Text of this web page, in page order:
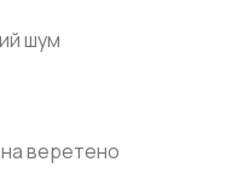
шум
веретено